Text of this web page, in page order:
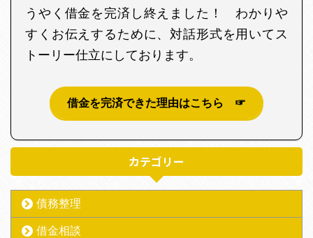
うやく借金を完済し終えました！ わかりや
すくお伝えするために、対話形式を用いてス
トーリー仕立にしております。
借金を完済できた理由はこちら ☞
カテゴリー
債務整理
借金相談